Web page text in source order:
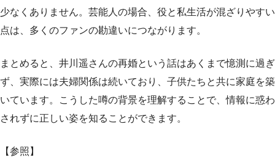
少なくありません。芸能人の場合、役と私生活が混ざりやすい
点は、多くのファンの勘違いにつながります。
まとめると、井川遥さんの再婚という話はあくまで憶測に過ぎ
ず、実際には夫婦関係は続いており、子供たちと共に家庭を築
いています。こうした噂の背景を理解することで、情報に惑わ
されずに正しい姿を知ることができます。
【参照】